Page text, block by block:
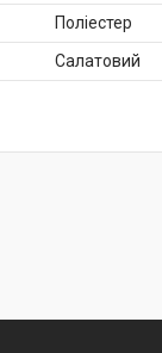
Поліестер
Салатовий